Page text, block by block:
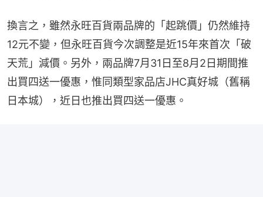
換言之，雖然永旺百貨兩品牌的「起跳價」仍然維持
12元不變，但永旺百貨今次調整是近15年來首次「破
天荒」減價。另外，兩品牌7月31日至8月2日期間推
出買四送一優惠，惟同類型家品店JHC真好城（舊稱
日本城），近日也推出買四送一優惠。